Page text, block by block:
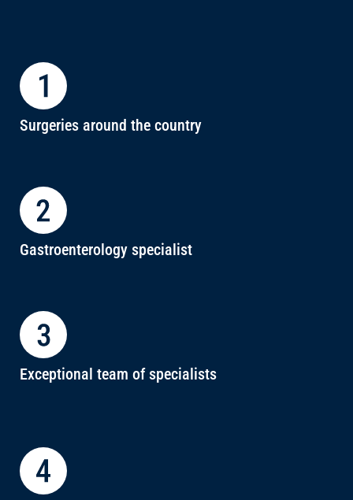
Surgeries around the country
Gastroenterology specialist
Exceptional team of specialists